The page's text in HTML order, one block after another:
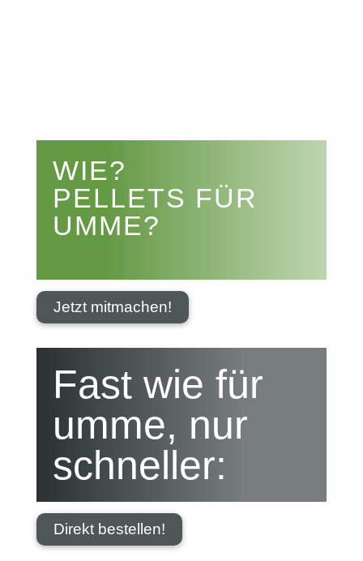
WIE?
PELLETS FÜR
UMME?
Jetzt mitmachen!
Fast wie für
umme, nur
schneller:
Direkt bestellen!